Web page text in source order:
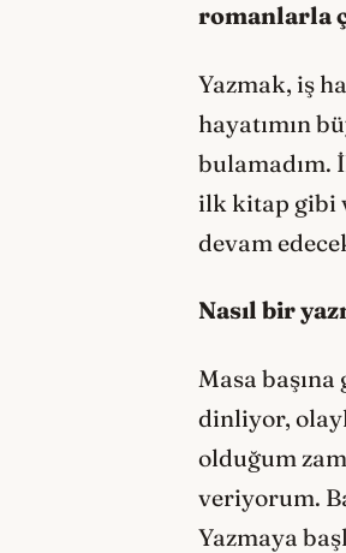
romanlarla
Yazmak, iş
hayatımın
bulamadım.
ilk kitap gibi
devam
Nasıl bir
Masa
dinliyor,
olduğum
veriyorum.
Yazmaya